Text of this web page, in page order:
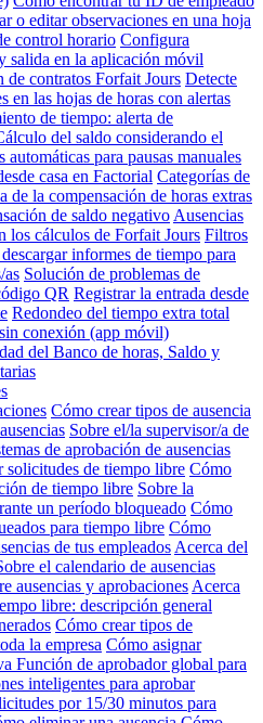
o editar observaciones en una hoja
control horario Configura
salida en la aplicación móvil
de contratos Forfait Jours Detecte
en las hojas de horas con alertas
de tiempo: alerta de
del saldo considerando el
automáticas para pausas manuales
casa en Factorial Categorías de
de la compensación de horas extras
de saldo negativo Ausencias
los cálculos de Forfait Jours Filtros
informes de tiempo para
as Solución de problemas de
QR Registrar la entrada desde
Redondeo del tiempo extra total
conexión (app móvil)
del Banco de horas, Saldo y
Cómo crear tipos de ausencia
Sobre el/la supervisor/a de
de aprobación de ausencias
solicitudes de tiempo libre Cómo
de tiempo libre Sobre la
un período bloqueado Cómo
para tiempo libre Cómo
de tus empleados Acerca del
el calendario de ausencias
ausencias y aprobaciones Acerca
libre: descripción general
Cómo crear tipos de
la empresa Cómo asignar
Función de aprobador global para
inteligentes para aprobar
por 15/30 minutos para